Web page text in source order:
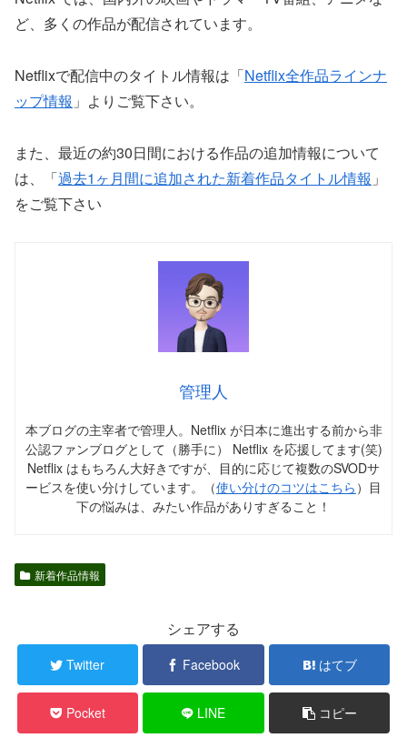
ど、多くの作品が配信されています。
Netflixで配信中のタイトル情報は「Netflix全作品ラインナ
ップ情報 」よりご覧下さい。
また、最近の約30日間における作品の追加情報について
は、「過去1ヶ月間に追加された新着作品タイトル情報 」
をご覧下さい
管理人
本ブログの主宰者で管理人。Netflix が日本に進出する前から非
公認ファンブログとして（勝手に） Netflix を応援してます(笑)
Netflix はもちろん大好きですが、目的に応じて複数のSVODサ
ービスを使い分けしています。（使い分けのコツはこちら ）目
下の悩みは、みたい作品がありすぎること！
新着作品情報
シェアする
Twitter Facebook はてブ
Pocket LINE コピー